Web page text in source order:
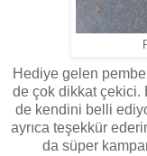
Hediye gelen
de çok dikkat çekici.
de kendini belli
ayrıca teşekkür
da süper